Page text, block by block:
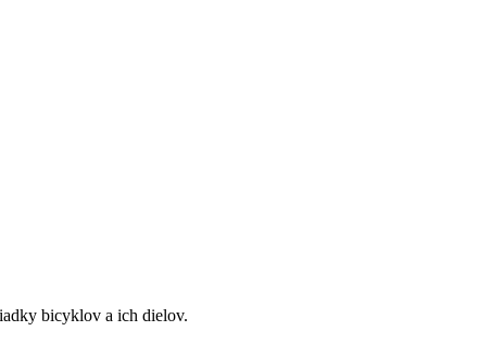
bicyklov a ich dielov.